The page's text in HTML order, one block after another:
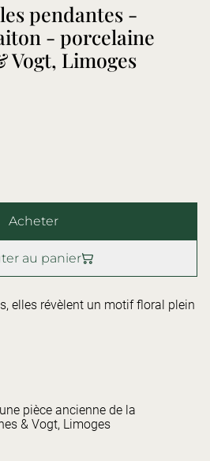
pendantes -
- porcelaine
Vogt, Limoges
Acheter
au panier
elles révèlent un motif floral plein
pièce ancienne de la
& Vogt, Limoges